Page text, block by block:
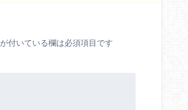
が付いている欄は必須項目です